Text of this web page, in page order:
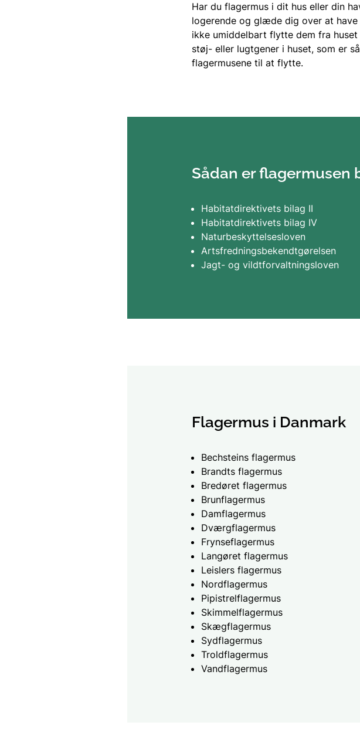
Har du flagermus i dit hus eller din
logerende og glæde dig over at
ikke umiddelbart flytte dem fra
støj- eller lugtgener i huset, som er
flagermusene til at flytte.
Sådan er flagermusen
Habitatdirektivets bilag II
Habitatdirektivets bilag IV
Naturbeskyttelsesloven
Artsfredningsbekendtgørelsen
Jagt- og vildtforvaltningsloven
Flagermus i Danmark
Bechsteins flagermus
Brandts flagermus
Bredøret flagermus
Brunflagermus
Damflagermus
Dværgflagermus
Frynseflagermus
Langøret flagermus
Leislers flagermus
Nordflagermus
Pipistrelflagermus
Skimmelflagermus
Skægflagermus
Sydflagermus
Troldflagermus
Vandflagermus